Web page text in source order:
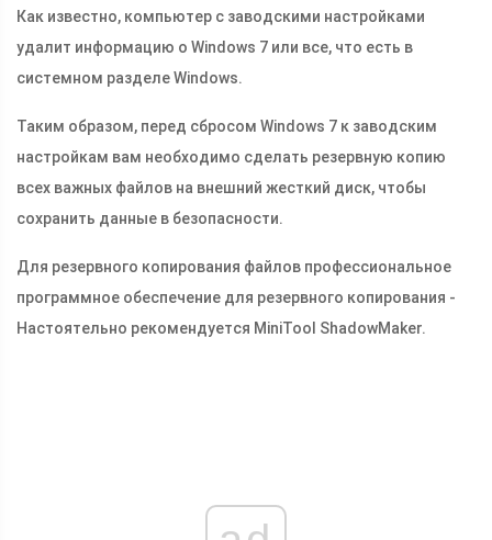
Как известно, компьютер с заводскими настройками
удалит информацию о Windows 7 или все, что есть в
системном разделе Windows.
Таким образом, перед сбросом Windows 7 к заводским
настройкам вам необходимо сделать резервную копию
всех важных файлов на внешний жесткий диск, чтобы
сохранить данные в безопасности.
Для резервного копирования файлов профессиональное
программное обеспечение для резервного копирования -
Настоятельно рекомендуется MiniTool ShadowMaker.